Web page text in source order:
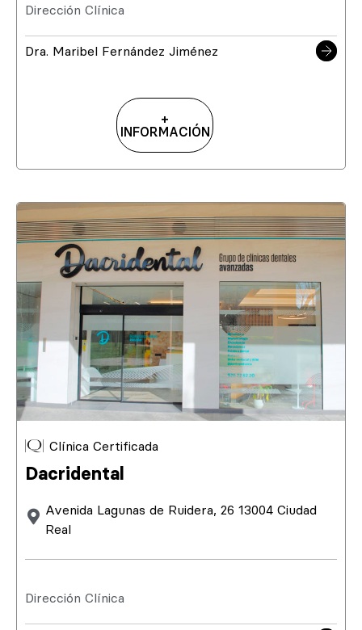
Dirección Clínica
Dra. Maribel Fernández Jiménez
+
INFORMACIÓN
Clínica Certificada
Dacridental
Avenida Lagunas de Ruidera, 26 13004 Ciudad
Real
Dirección Clínica